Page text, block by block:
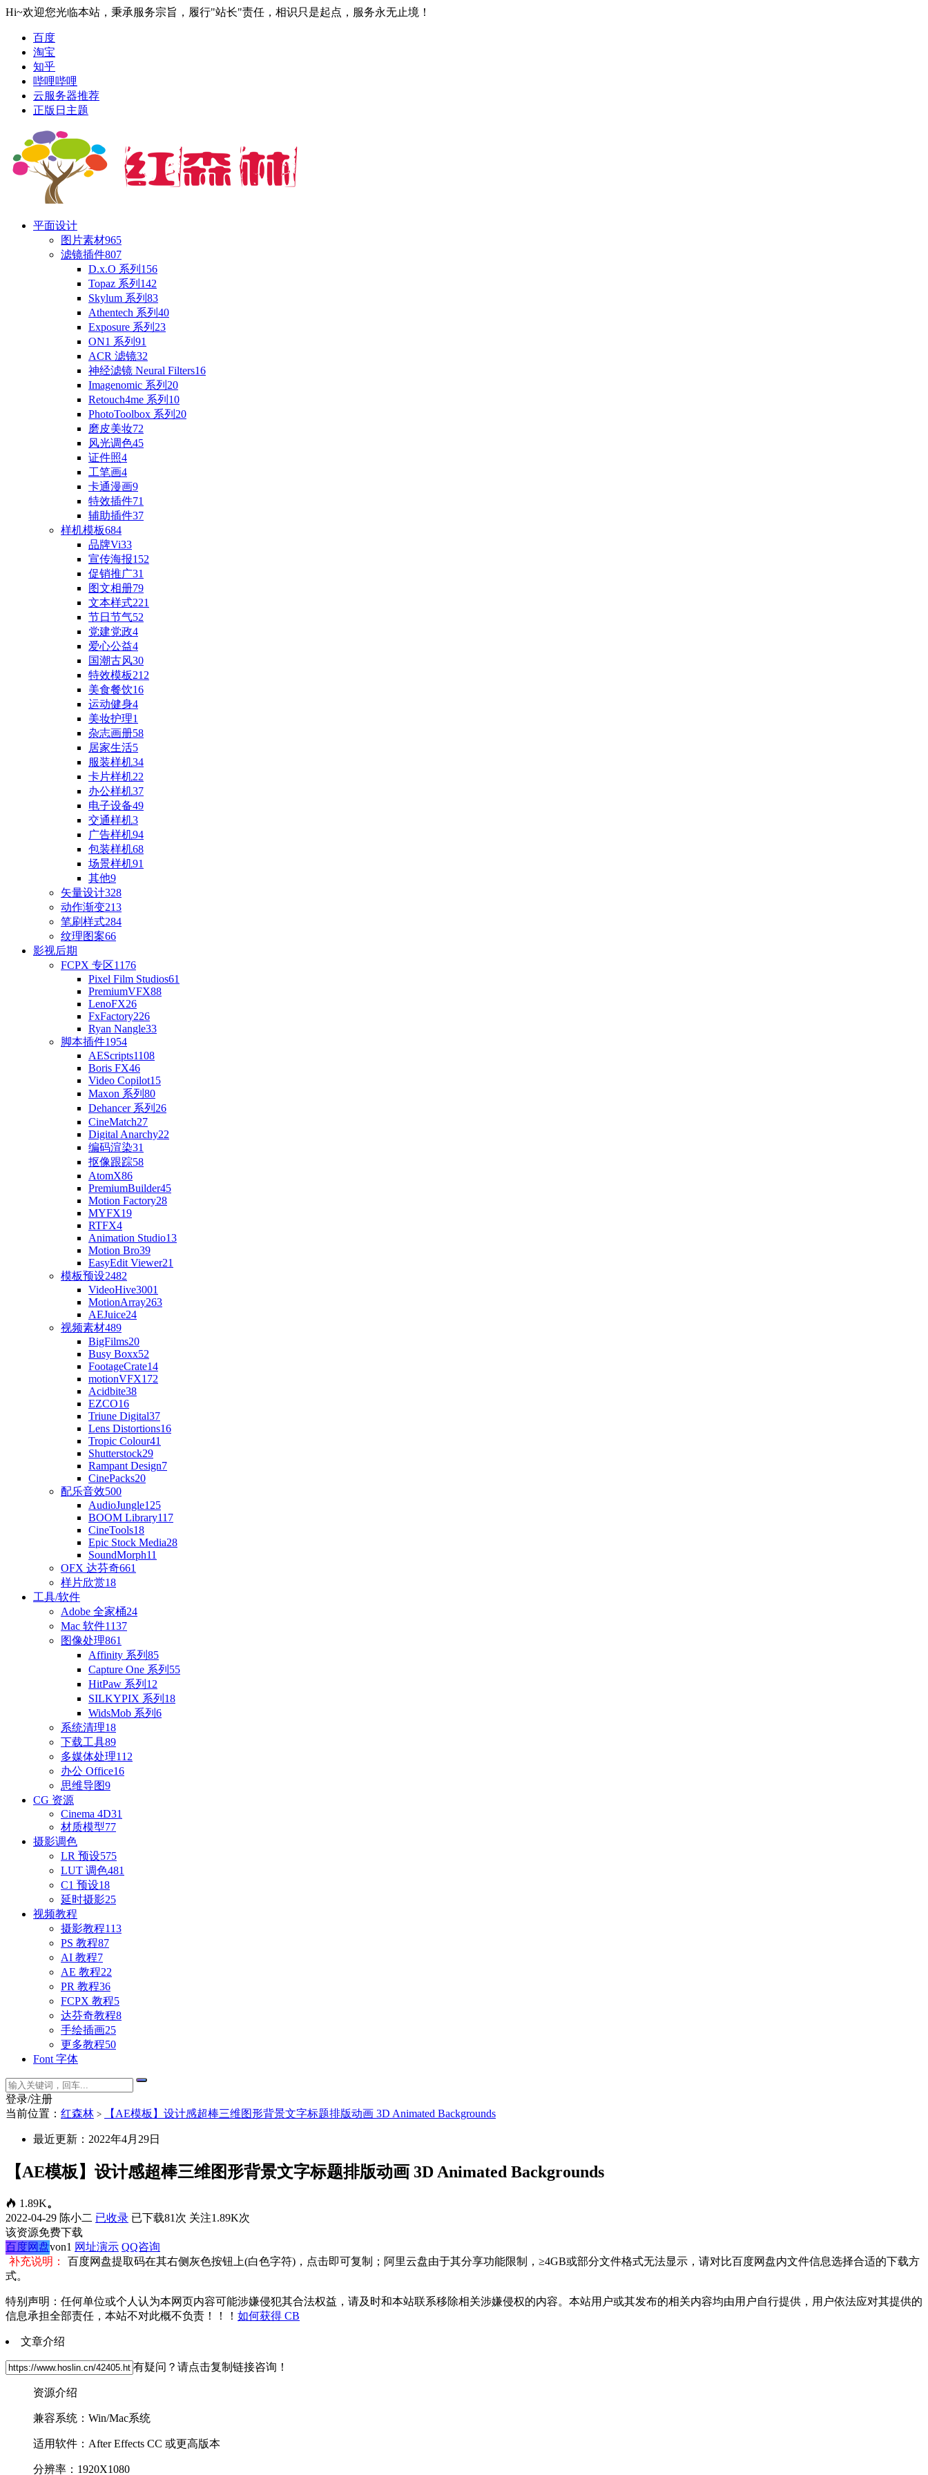
Hi~欢迎您光临本站，秉承服务宗旨，履行"站长"责任，相识只是起点，服务永无止境！
百度
淘宝
知乎
哔哩哔哩
云服务器推荐
正版日主题
平面设计
图片素材965
滤镜插件807
D.x.O 系列 156
Topaz 系列 142
Skylum 系列 83
Athentech 系列 40
Exposure 系列 23
ON1 系列 91
ACR 滤镜32
神经滤镜 Neural Filters16
Imagenomic 系列 20
Retouch4me 系列 10
PhotoToolbox 系列 20
磨皮美妆72
风光调色45
证件照4
工笔画4
卡通漫画9
特效插件71
辅助插件37
样机模板684
品牌Vi33
宣传海报152
促销推广31
图文相册79
文本样式221
节日节气52
党建党政4
爱心公益4
国潮古风30
特效模板212
美食餐饮16
运动健身4
美妆护理1
杂志画册58
居家生活5
服装样机34
卡片样机22
办公样机37
电子设备49
交通样机3
广告样机94
包装样机68
场景样机91
其他9
矢量设计328
动作渐变213
笔刷样式284
纹理图案66
影视后期
FCPX 专区1176
Pixel Film Studios61
PremiumVFX88
LenoFX26
FxFactory226
Ryan Nangle33
脚本插件1954
AEScripts1108
Boris FX46
Video Copilot15
Maxon 系列 80
Dehancer 系列 26
CineMatch27
Digital Anarchy22
编码渲染31
抠像跟踪58
AtomX86
PremiumBuilder45
Motion Factory28
MYFX19
RTFX4
Animation Studio13
Motion Bro39
EasyEdit Viewer21
模板预设2482
VideoHive3001
MotionArray263
AEJuice24
视频素材489
BigFilms20
Busy Boxx52
FootageCrate14
motionVFX172
Acidbite38
EZCO16
Triune Digital37
Lens Distortions16
Tropic Colour41
Shutterstock29
Rampant Design7
CinePacks20
配乐音效500
AudioJungle125
BOOM Library117
CineTools18
Epic Stock Media28
SoundMorph11
OFX 达芬奇661
样片欣赏18
工具/软件
Adobe 全家桶24
Mac 软件1137
图像处理861
Affinity 系列 85
Capture One 系列 55
HitPaw 系列 12
SILKYPIX 系列 18
WidsMob 系列 6
系统清理18
下载工具89
多媒体处理112
办公 Office16
思维导图9
CG 资源
Cinema 4D31
材质模型77
摄影调色
LR 预设575
LUT 调色481
C1 预设18
延时摄影25
视频教程
摄影教程113
PS 教程87
AI 教程7
AE 教程22
PR 教程36
FCPX 教程5
达芬奇教程8
手绘插画25
更多教程50
Font 字体
登录/注册
当前位置： 红森林 > 【AE模板】设计感超棒三维图形背景文字标题排版动画 3D Animated Backgrounds
最近更新：2022年4月29日
【AE模板】设计感超棒三维图形背景文字标题排版动画 3D Animated Backgrounds
1.89K。
2022-04-29 陈小二 已收录 已下载81次 关注1.89K次
该资源免费下载
百度网盘von1 网址演示 QQ咨询
补充说明：
百度网盘提取码在其右侧灰色按钮上(白色字符)，点击即可复制；阿里云盘由于其分享功能限制，≥4GB或部分文件格式无法显示，请对比百度网盘内文件信息选择合适的下载方
式。
特别声明：任何单位或个人认为本网页内容可能涉嫌侵犯其合法权益，请及时和本站联系移除相关涉嫌侵权的内容。本站用户或其发布的相关内容均由用户自行提供，用户依法应对其提供的
信息承担全部责任，本站不对此概不负责！！！ 如何获得 CB
文章介绍
有疑问？请点击复制链接咨询！
资源介绍
兼容系统：Win/Mac系统
适用软件：After Effects CC 或更高版本
分辨率：1920X1080